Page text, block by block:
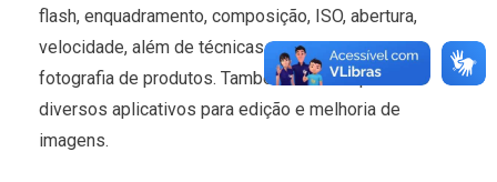
flash, enquadramento, composição, ISO, abertura,
velocidade, além de técnicas para retratos e
fotografia de produtos. Também serão explorados
diversos aplicativos para edição e melhoria de
imagens.